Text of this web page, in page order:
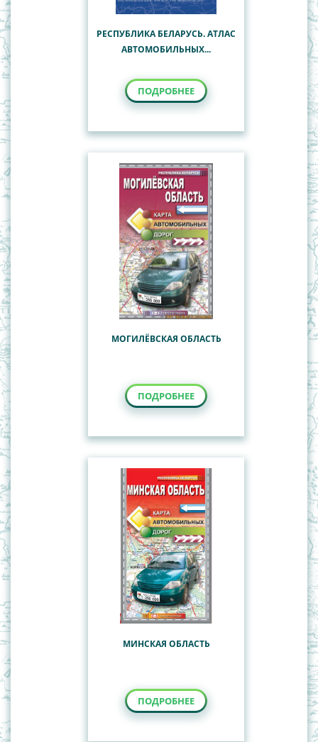
РЕСПУБЛИКА БЕЛАРУСЬ. АТЛАС
АВТОМОБИЛЬНЫХ...
ПОДРОБНЕЕ
МОГИЛЁВСКАЯ ОБЛАСТЬ
ПОДРОБНЕЕ
МИНСКАЯ ОБЛАСТЬ
ПОДРОБНЕЕ